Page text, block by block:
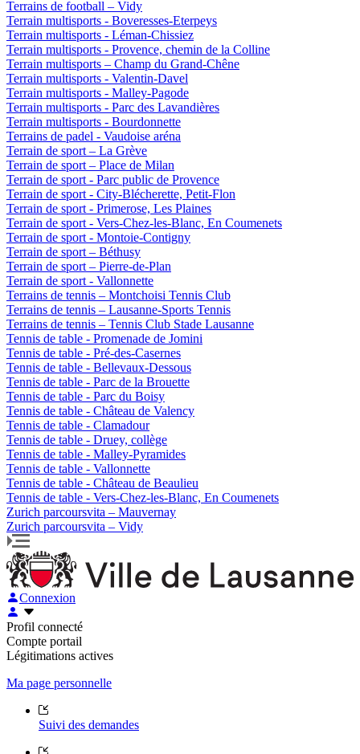
Terrains de football – Vidy
Terrain multisports - Boveresses-Eterpeys
Terrain multisports - Léman-Chissiez
Terrain multisports - Provence, chemin de la Colline
Terrain multisports – Champ du Grand-Chêne
Terrain multisports - Valentin-Davel
Terrain multisports - Malley-Pagode
Terrain multisports - Parc des Lavandières
Terrain multisports - Bourdonnette
Terrains de padel - Vaudoise aréna
Terrain de sport – La Grève
Terrain de sport – Place de Milan
Terrain de sport - Parc public de Provence
Terrain de sport - City-Blécherette, Petit-Flon
Terrain de sport - Primerose, Les Plaines
Terrain de sport - Vers-Chez-les-Blanc, En Coumenets
Terrain de sport - Montoie-Contigny
Terrain de sport – Béthusy
Terrain de sport – Pierre-de-Plan
Terrain de sport - Vallonnette
Terrains de tennis – Montchoisi Tennis Club
Terrains de tennis – Lausanne-Sports Tennis
Terrains de tennis – Tennis Club Stade Lausanne
Tennis de table - Promenade de Jomini
Tennis de table - Pré-des-Casernes
Tennis de table - Bellevaux-Dessous
Tennis de table - Parc de la Brouette
Tennis de table - Parc du Boisy
Tennis de table - Château de Valency
Tennis de table - Clamadour
Tennis de table - Druey, collège
Tennis de table - Malley-Pyramides
Tennis de table - Vallonnette
Tennis de table - Château de Beaulieu
Tennis de table - Vers-Chez-les-Blanc, En Coumenets
Zurich parcoursvita – Mauvernay
Zurich parcoursvita – Vidy
Connexion
Profil connecté
Compte portail
Légitimations actives
Ma page personnelle
Suivi des demandes